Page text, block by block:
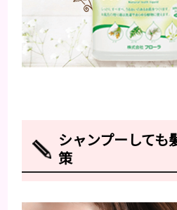
シャンプーしても
策